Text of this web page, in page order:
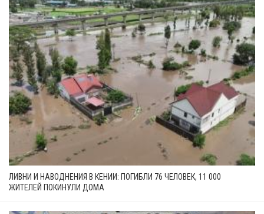
ЛИВНИ И НАВОДНЕНИЯ В КЕНИИ: ПОГИБЛИ 76 ЧЕЛОВЕК, 11 000
ЖИТЕЛЕЙ ПОКИНУЛИ ДОМА